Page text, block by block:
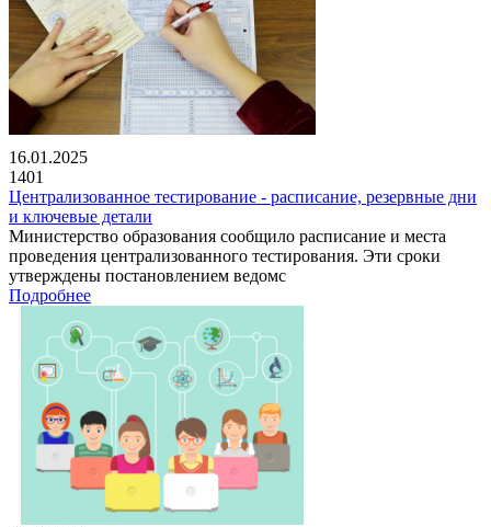
16.01.2025
1401
Централизованное тестирование - расписание, резервные дни
и ключевые детали
Министерство образования сообщило расписание и места
проведения централизованного тестирования. Эти сроки
утверждены постановлением ведомс
Подробнее